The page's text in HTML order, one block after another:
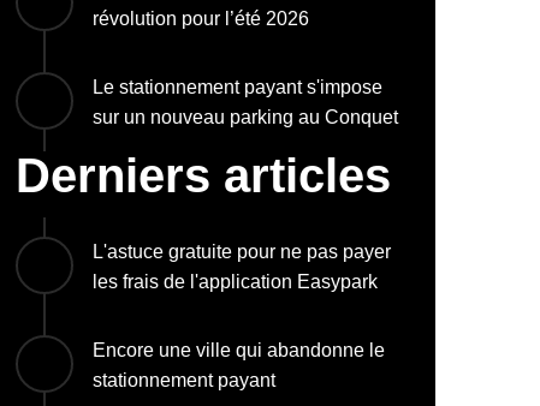
révolution pour l’été 2026
Le stationnement payant s'impose
sur un nouveau parking au Conquet
Derniers articles
L'astuce gratuite pour ne pas payer
les frais de l'application Easypark
Encore une ville qui abandonne le
stationnement payant